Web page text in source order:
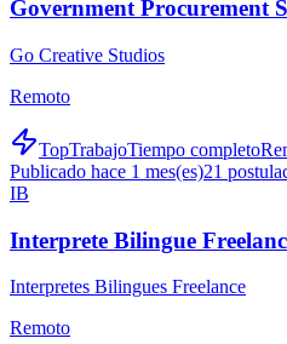
Government Procurement
Go Creative Studios
Remoto
TopTrabajoTiempo completo
Publicado hace 1 mes(es)21
IB
Interprete Bilingue
Interpretes Bilingues Freelance
Remoto